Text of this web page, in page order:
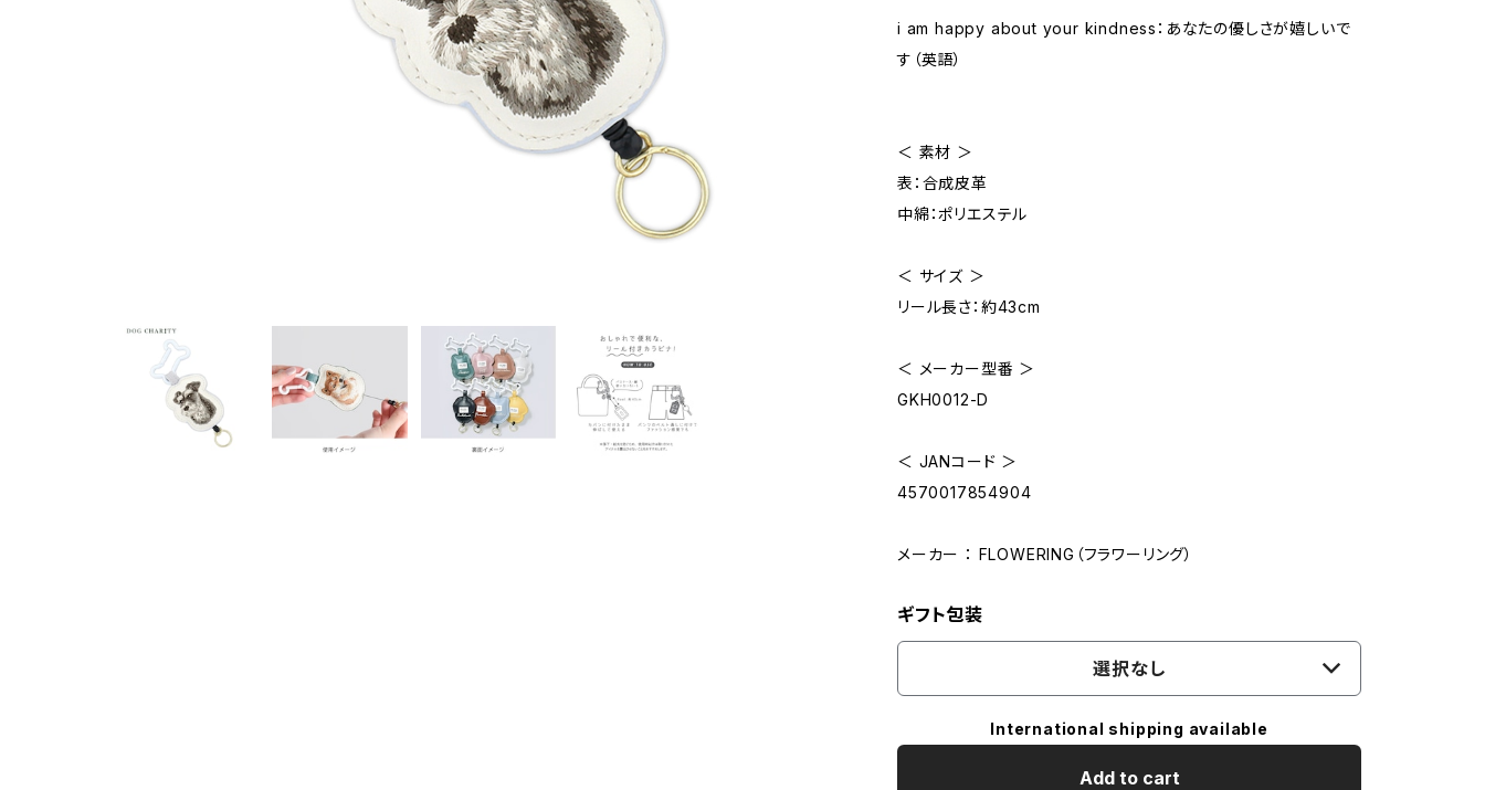
i am happy about your kindness：あなたの優しさが嬉しいで
す（英語）
＜ 素材 ＞
表：合成皮革
中綿：ポリエステル
＜ サイズ ＞
リール長さ：約43cm
＜ メーカー型番 ＞
GKH0012-D
＜ JANコード ＞
4570017854904
メーカー ： FLOWERING（フラワーリング）
ギフト包装
選択なし
International shipping available
Add to cart